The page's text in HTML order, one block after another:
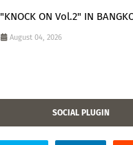
"KNOCK ON Vol.2" IN
August 04, 2026
SOCIAL PLUGIN